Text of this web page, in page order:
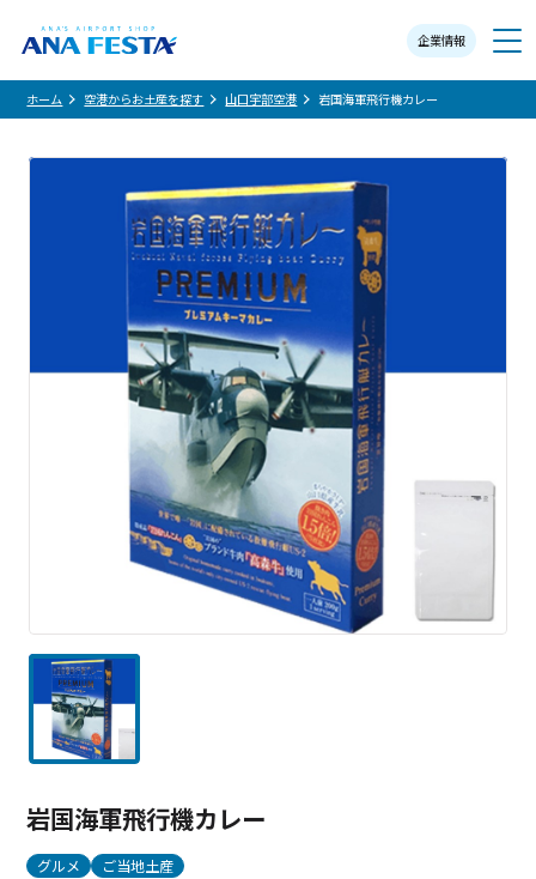
企業情報
メニュー
ホーム 空港からお土産を探す 山口宇部空港 岩国海軍飛行機カレー
岩国海軍飛行機カレー
グルメ ご当地土産